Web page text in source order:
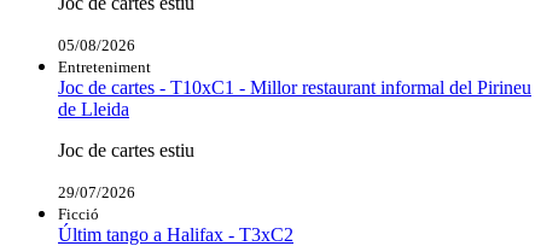
05/08/2026
Entreteniment
Joc de cartes - T10xC1 - Millor restaurant informal del Pirineu
de Lleida
Joc de cartes estiu
29/07/2026
Ficció
Últim tango a Halifax - T3xC2